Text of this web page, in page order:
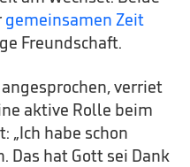
gemeinsamen Zeit
Freundschaft.
verriet
aktive Rolle beim
„Ich habe schon
Das hat Gott sei Dank